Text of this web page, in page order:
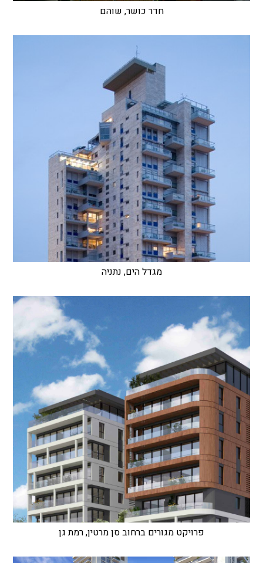
חדר כושר, שוהם
מגדל הים, נתניה
פרויקט מגורים ברחוב סן מרטין, רמת גן